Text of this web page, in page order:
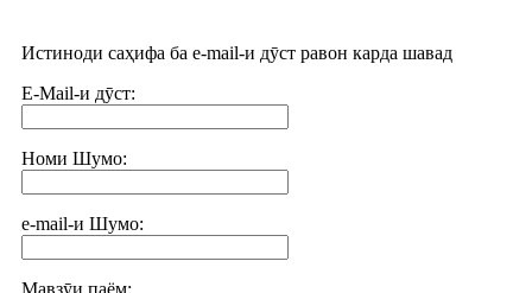
Истиноди саҳифа ба e-mail-и дӯст равон карда шавад
E-Mail-и дӯст:
Номи Шумо:
e-mail-и Шумо:
Мавзӯи паём: